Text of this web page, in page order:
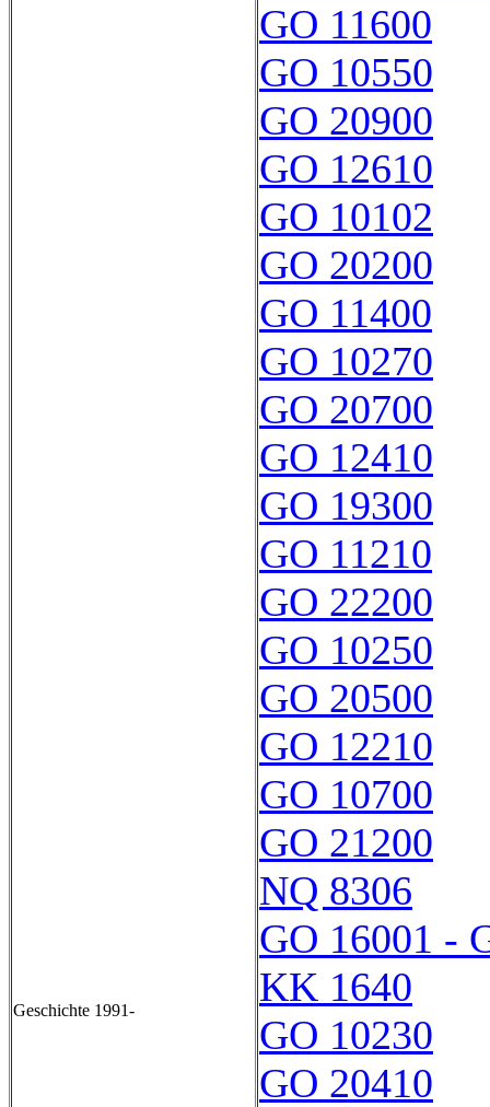
Geschichte 1991-
GO 11600
GO 10550
GO 20900
GO 12610
GO 10102
GO 20200
GO 11400
GO 10270
GO 20700
GO 12410
GO 19300
GO 11210
GO 22200
GO 10250
GO 20500
GO 12210
GO 10700
GO 21200
NQ 8306
GO 16001 -
KK 1640
GO 10230
GO 20410